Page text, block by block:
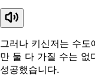
그러나 키신저는 수
만 둘 다 가질 수는 없
성공했습니다.